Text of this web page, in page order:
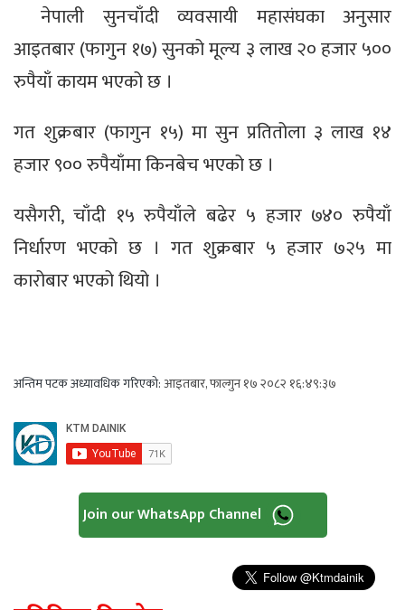
नेपाली सुनचाँदी व्यवसायी महासंघका अनुसार
आइतबार (फागुन १७) सुनको मूल्य ३ लाख २० हजार ५००
रुपैयाँ कायम भएको छ ।
गत शुक्रबार (फागुन १५) मा सुन प्रतितोला ३ लाख १४
हजार ९०० रुपैयाँमा किनबेच भएको छ ।
यसैगरी, चाँदी १५ रुपैयाँले बढेर ५ हजार ७४० रुपैयाँ
निर्धारण भएको छ । गत शुक्रबार ५ हजार ७२५ मा
कारोबार भएको थियो ।
अन्तिम पटक अध्यावधिक गरिएको:आइतबार, फाल्गुन १७ २०८२ १६:४९:३७
Join our WhatsApp Channel